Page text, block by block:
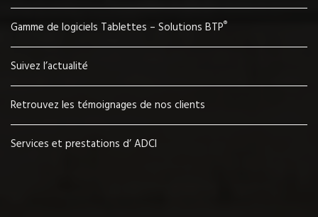
Gamme de logiciels Tablettes – Solutions BTP®
Suivez l’actualité
Retrouvez les témoignages de nos clients
Services et prestations d’ ADCI